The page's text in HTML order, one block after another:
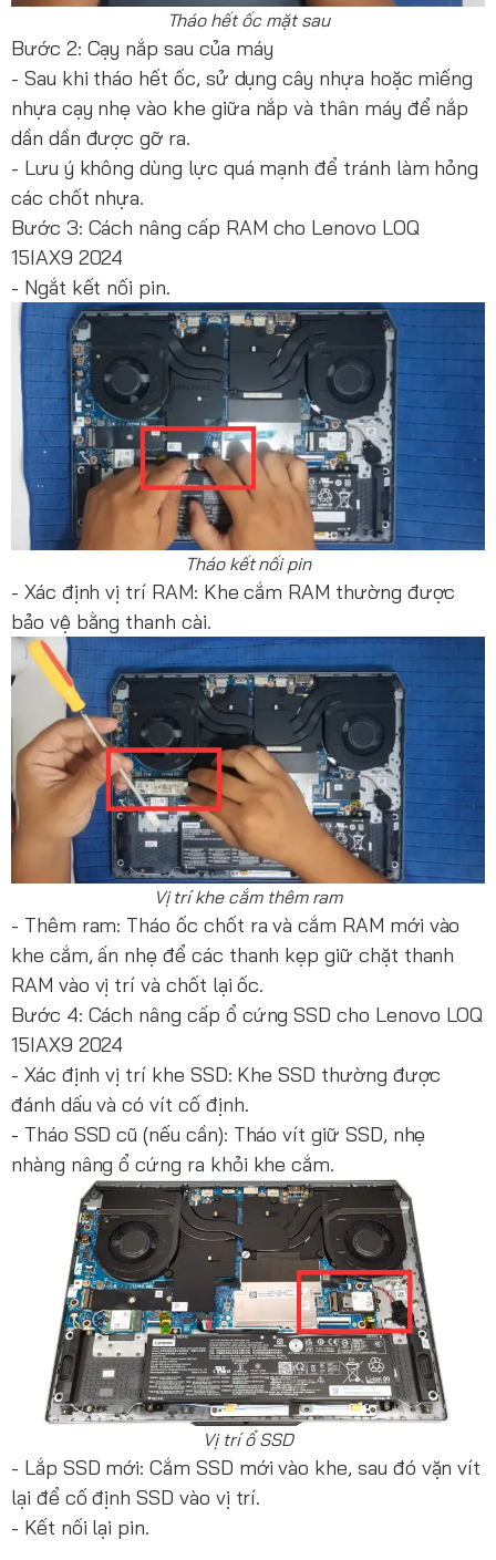
Tháo hết ốc mặt sau
Bước 2: Cạy nắp sau của máy
- Sau khi tháo hết ốc, sử dụng cây nhựa hoặc miếng
nhựa cạy nhẹ vào khe giữa nắp và thân máy để nắp
dần dần được gỡ ra.
- Lưu ý không dùng lực quá mạnh để tránh làm hỏng
các chốt nhựa.
Bước 3: Cách nâng cấp RAM cho Lenovo LOQ
15IAX9 2024
- Ngắt kết nối pin.
Tháo kết nối pin
- Xác định vị trí RAM: Khe cắm RAM thường được
bảo vệ bằng thanh cài.
Vị trí khe cắm thêm ram
- Thêm ram: Tháo ốc chốt ra và cắm RAM mới vào
khe cắm, ấn nhẹ để các thanh kẹp giữ chặt thanh
RAM vào vị trí và chốt lại ốc.
Bước 4: Cách nâng cấp ổ cứng SSD cho Lenovo LOQ
15IAX9 2024
- Xác định vị trí khe SSD: Khe SSD thường được
đánh dấu và có vít cố định.
- Tháo SSD cũ (nếu cần): Tháo vít giữ SSD, nhẹ
nhàng nâng ổ cứng ra khỏi khe cắm.
Vị trí ổ SSD
- Lắp SSD mới: Cắm SSD mới vào khe, sau đó vặn vít
lại để cố định SSD vào vị trí.
- Kết nối lại pin.